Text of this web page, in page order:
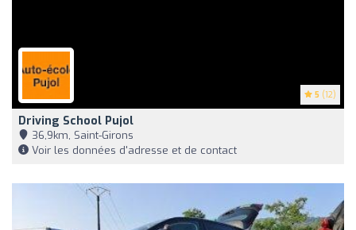
5 (12)
Driving School Pujol
36,9km, Saint-Girons
Voir les données d'adresse et de contact